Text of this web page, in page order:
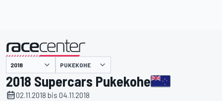
PUKEKOHE
2018 Supercars Pukekohe
02.11.2018 bis 04.11.2018